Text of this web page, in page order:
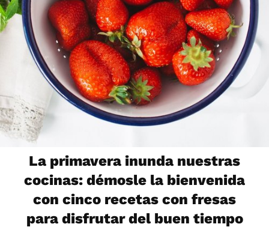
La primavera inunda nuestras
cocinas: démosle la bienvenida
con cinco recetas con fresas
para disfrutar del buen tiempo